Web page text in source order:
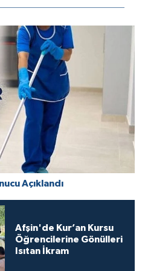
Açıklandı
Afşin'de Kur’an Kursu
Öğrencilerine Gönülleri
Isıtan İkram